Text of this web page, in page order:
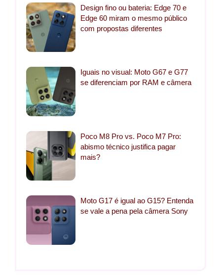
Design fino ou bateria: Edge 70 e
Edge 60 miram o mesmo público
com propostas diferentes
Iguais no visual: Moto G67 e G77
se diferenciam por RAM e câmera
Poco M8 Pro vs. Poco M7 Pro:
abismo técnico justifica pagar
mais?
Moto G17 é igual ao G15? Entenda
se vale a pena pela câmera Sony